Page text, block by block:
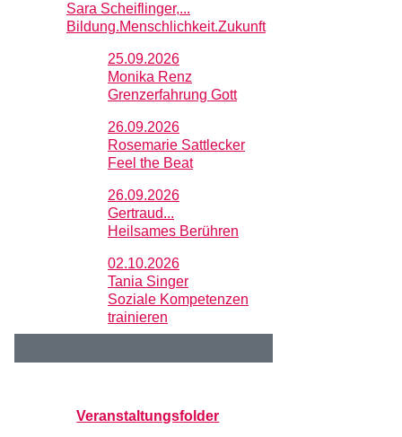
Sara Scheiflinger,...
Bildung.Menschlichkeit.Zukunft
25.09.2026
Monika Renz
Grenzerfahrung Gott
26.09.2026
Rosemarie Sattlecker
Feel the Beat
26.09.2026
Gertraud...
Heilsames Berühren
02.10.2026
Tania Singer
Soziale Kompetenzen
trainieren
Veranstaltungsfolder